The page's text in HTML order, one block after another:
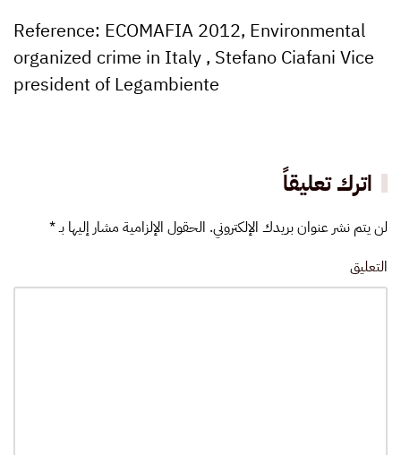
Reference: ECOMAFIA 2012, Environmental
organized crime in Italy , Stefano Ciafani Vice
president of Legambiente
اترك تعليقاً
لن يتم نشر عنوان بريدك الإلكتروني. الحقول الإلزامية مشار إليها بـ*
التعليق